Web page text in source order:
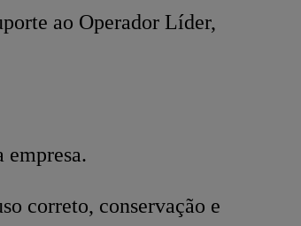
ao Operador Líder,
empresa.
correto, conservação e